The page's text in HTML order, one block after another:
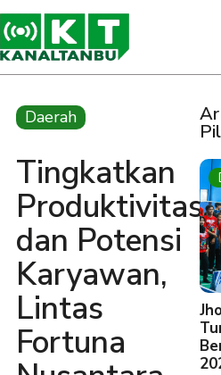
Daerah
Tingkatkan
Produktivitas
dan Potensi
Karyawan,
Lintas
Fortuna